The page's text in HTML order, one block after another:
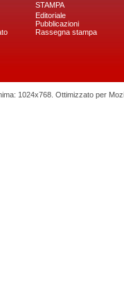
STAMPA
Editoriale
Pubblicazioni
Rassegna stampa
1024x768. Ottimizzato per